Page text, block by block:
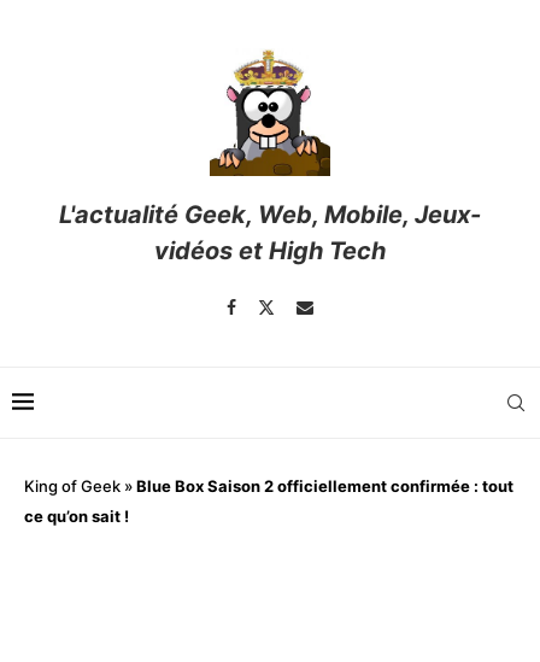
L'actualité Geek, Web, Mobile, Jeux-
vidéos et High Tech
King of Geek »Blue Box Saison 2 officiellement confirmée : tout
ce qu’on sait !